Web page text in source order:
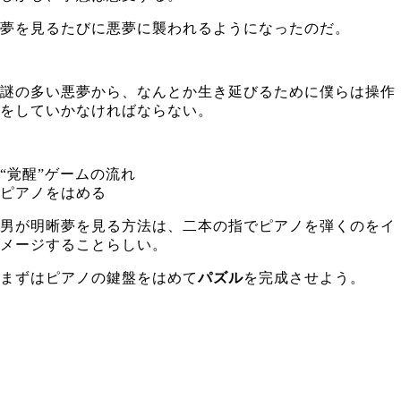
夢を見るたびに悪夢に襲われるようになったのだ。
謎の多い悪夢から、なんとか生き延びるために僕らは操作
をしていかなければならない。
“覚醒”ゲームの流れ
ピアノをはめる
男が明晰夢を見る方法は、二本の指でピアノを弾くのをイ
メージすることらしい。
まずはピアノの鍵盤をはめてパズルを完成させよう。